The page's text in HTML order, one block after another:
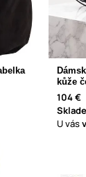
kůže
104 €
U vás